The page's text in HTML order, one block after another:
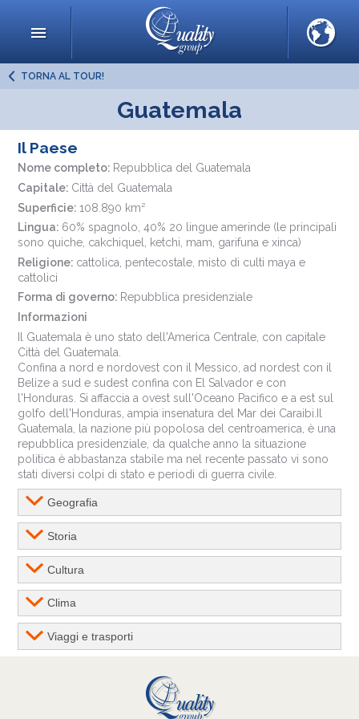
TORNA AL TOUR!
Guatemala
Il Paese
Nome completo: Repubblica del Guatemala
Capitale: Città del Guatemala
Superficie:108.890 km²
Lingua: 60% spagnolo, 40% 20 lingue amerinde (le principali
sono quiche, cakchiquel, ketchi, mam, garifuna e xinca)
Religione: cattolica, pentecostale, misto di culti maya e
cattolici
Forma di governo: Repubblica presidenziale
Informazioni
Il Guatemala è uno stato dell'America Centrale, con capitale
Città del Guatemala.
Confina a nord e nordovest con il Messico, ad nordest con il
Belize a sud e sudest confina con El Salvador e con
l'Honduras. Si affaccia a ovest sull'Oceano Pacifico e a est sul
golfo dell'Honduras, ampia insenatura del Mar dei Caraibi.Il
Guatemala, la nazione più popolosa del centroamerica, è una
repubblica presidenziale, da qualche anno la situazione
politica è abbastanza stabile ma nel recente passato vi sono
stati diversi colpi di stato e periodi di guerra civile.
Geografia
Storia
Cultura
Clima
Viaggi e trasporti